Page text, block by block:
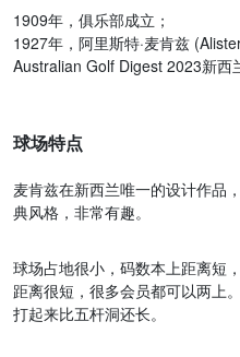
1909年，俱乐部成立；
1927年，阿里斯特·麦肯兹
Australian Golf Digest 2023新西
球场特点
麦肯兹在新西兰唯一的设计作品
典风格，非常有趣。
球场占地很小，码数本上距离短
距离很短，很多会员都可以两上
打起来比五杆洞还长。